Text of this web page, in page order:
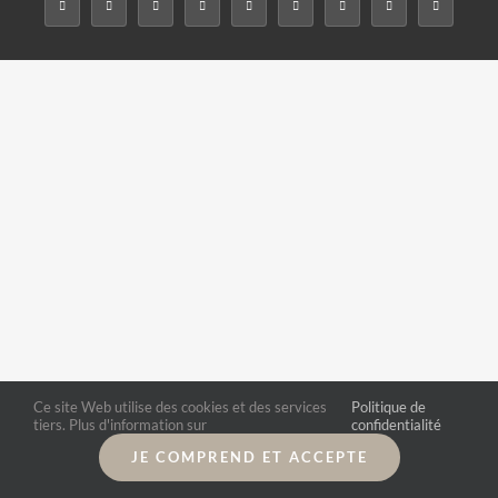
Ce site Web utilise des cookies et des services
tiers. Plus d'information sur
Politique de
confidentialité
JE COMPREND ET ACCEPTE